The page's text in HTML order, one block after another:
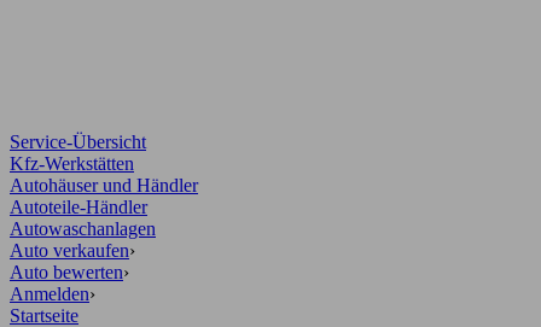
Service-Übersicht
Kfz-Werkstätten
Autohäuser und Händler
Autoteile-Händler
Autowaschanlagen
Auto verkaufen›
Auto bewerten›
Anmelden›
Startseite